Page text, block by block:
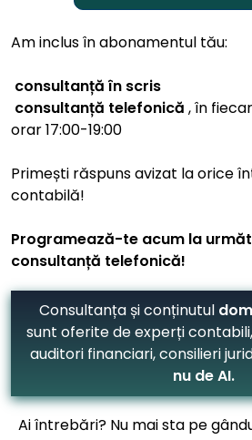
Am inclus în abonamentul tău:
consultanță în scris
consultanță telefonică , în
orar 17:00-19:00
Primești răspuns avizat la orice
contabilă!
Programează-te acum la
consultanță telefonică!
Consultanța și conținutul
sunt oferite de experți
auditori financiari, consilieri
nu de AI.
Ai întrebări? Nu mai sta pe